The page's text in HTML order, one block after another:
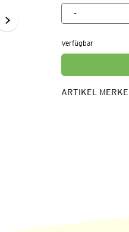
Verfügbar
ARTIKEL